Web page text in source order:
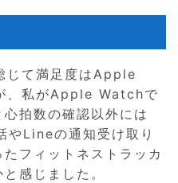
じて満足度はApple
、私がApple Watchで
拍数の確認以外には
Lineの通知受け取り
フィットネストラッカ
感じました。